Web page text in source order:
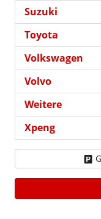
Suzuki
Toyota
Volkswagen
Volvo
Weitere
Xpeng